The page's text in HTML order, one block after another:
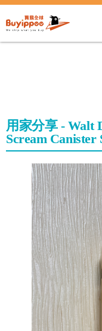
用家分享 - Walt
Scream